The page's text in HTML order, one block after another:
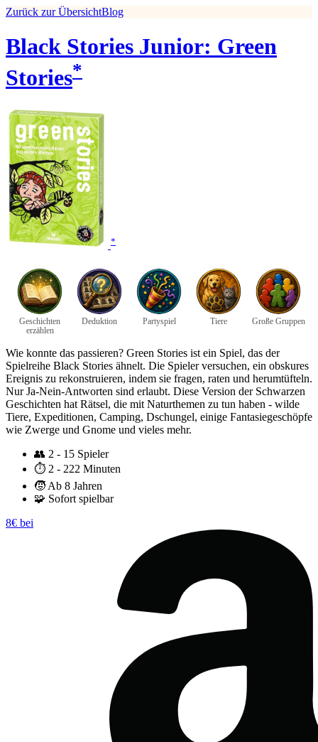
Zurück zur ÜbersichtBlog
Black Stories Junior: Green
Stories*
*
Geschichten
erzählen
Deduktion Partyspiel Tiere Große Gruppen
Wie konnte das passieren? Green Stories ist ein Spiel, das der
Spielreihe Black Stories ähnelt. Die Spieler versuchen, ein obskures
Ereignis zu rekonstruieren, indem sie fragen, raten und herumtüfteln.
Nur Ja-Nein-Antworten sind erlaubt. Diese Version der Schwarzen
Geschichten hat Rätsel, die mit Naturthemen zu tun haben - wilde
Tiere, Expeditionen, Camping, Dschungel, einige Fantasiegeschöpfe
wie Zwerge und Gnome und vieles mehr.
👥 2 - 15 Spieler
⏱️ 2 - 222 Minuten
🧒 Ab 8 Jahren
🧩 Sofort spielbar
8€ bei